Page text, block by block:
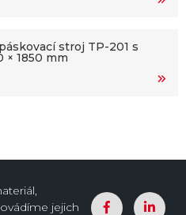
stroj TP-201 s
× 1850 mm
jejich